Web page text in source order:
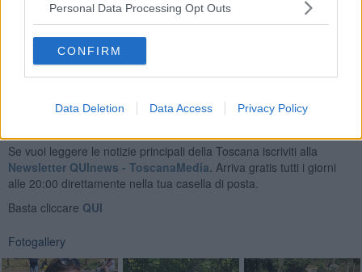
Personal Data Processing Opt Outs
CONFIRM
Data Deletion Data Access Privacy Policy
segno dello svago, dell'impegno e del divertimento, oltre che della
socializzazioneche tanto ci è mancata, seppur ancora nel rispetto
delle misure anti contagio.
Se vuoi leggere le notizie principali della Toscana iscriviti alla
Newsletter QUInews - ToscanaMedia. Arriva gratis tutti i giorni
alle 20:00 direttamente nella tua casella di posta.
Basta cliccare QUI
Fotogallery